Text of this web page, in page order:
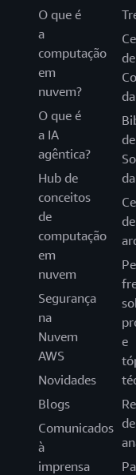
O que é
a
computação
em
nuvem?
O que é
a IA
agêntica?
Hub de
conceitos
de
computação
em
nuvem
Segurança
na
Nuvem
AWS
Novidades
Blogs
Comunicados
à
imprensa
de
de
de
e
de